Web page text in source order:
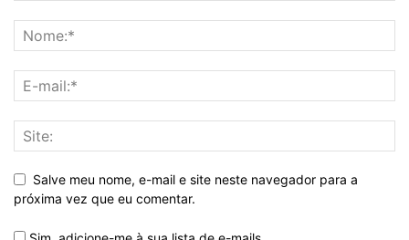
Salve meu nome, e-mail e site neste navegador para a
próxima vez que eu comentar.